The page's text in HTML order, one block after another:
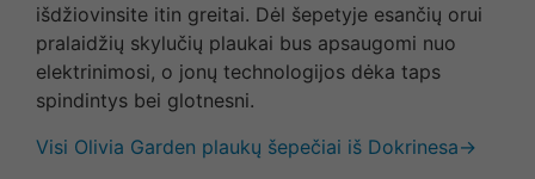
išdžiovinsite itin greitai. Dėl šepetyje esančių orui
pralaidžių skylučių plaukai bus apsaugomi nuo
elektrinimosi, o jonų technologijos dėka taps
spindintys bei glotnesni.
Visi Olivia Garden plaukų šepečiai iš Dokrinesa→